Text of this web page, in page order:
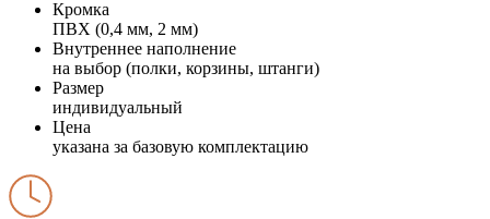
Кромка
ПВХ (0,4 мм, 2 мм)
Внутреннее наполнение
на выбор (полки, корзины, штанги)
Размер
индивидуальный
Цена
указана за базовую комплектацию